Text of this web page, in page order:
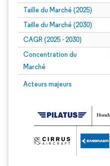
Taille du Marché (2025)
Taille du Marché (2030)
CAGR (2025 - 2030)
Concentration du
Marché
Acteurs majeurs